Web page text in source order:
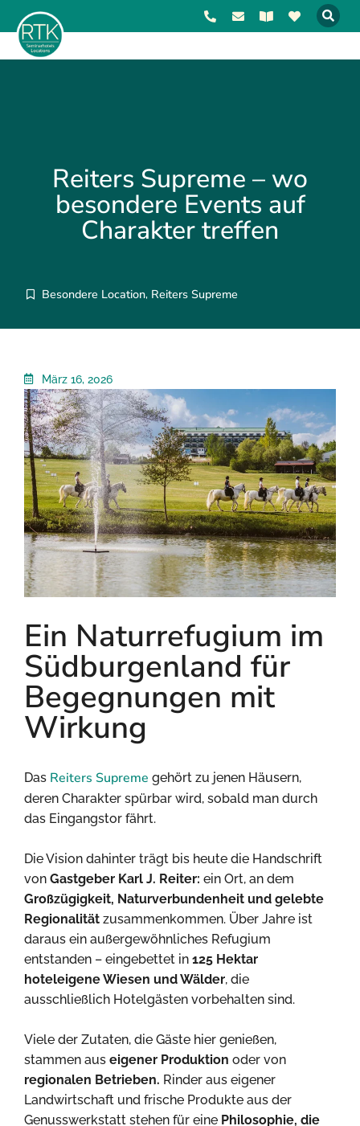
Reiters Supreme – wo
besondere Events auf
Charakter treffen
Besondere Location, Reiters Supreme
März 16, 2026
Ein Naturrefugium im
Südburgenland für
Begegnungen mit
Wirkung
Das Reiters Supreme gehört zu jenen Häusern,
deren Charakter spürbar wird, sobald man durch
das Eingangstor fährt.
Die Vision dahinter trägt bis heute die Handschrift
von Gastgeber Karl J. Reiter: ein Ort, an dem
Großzügigkeit, Naturverbundenheit und gelebte
Regionalität zusammenkommen. Über Jahre ist
daraus ein außergewöhnliches Refugium
entstanden – eingebettet in 125 Hektar
hoteleigene Wiesen und Wälder, die
ausschließlich Hotelgästen vorbehalten sind.
Viele der Zutaten, die Gäste hier genießen,
stammen aus eigener Produktion oder von
regionalen Betrieben. Rinder aus eigener
Landwirtschaft und frische Produkte aus der
Genusswerkstatt stehen für eine Philosophie, die